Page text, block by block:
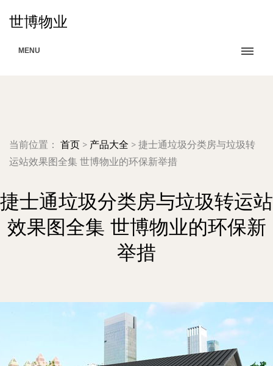
世博物业
MENU
当前位置： 首页 > 产品大全 > 捷士通垃圾分类房与垃圾转
运站效果图全集 世博物业的环保新举措
捷士通垃圾分类房与垃圾转运站
效果图全集 世博物业的环保新
举措